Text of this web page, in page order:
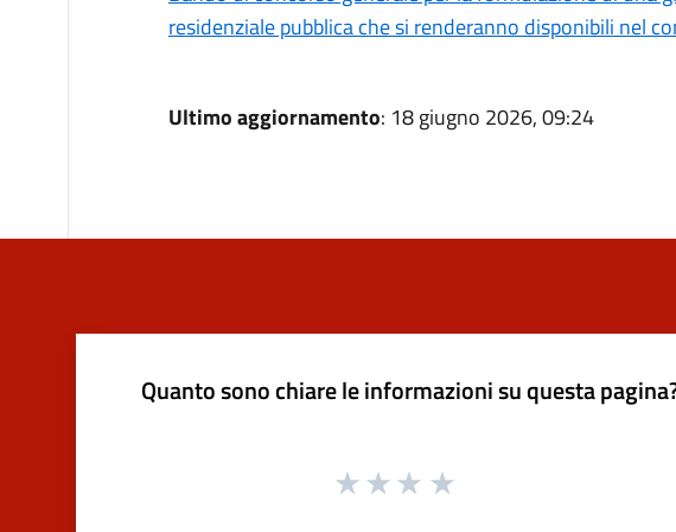
residenziale pubblica che si renderanno disponibili nel
Ultimo aggiornamento: 18 giugno 2026, 09:24
Quanto sono chiare le informazioni su questa